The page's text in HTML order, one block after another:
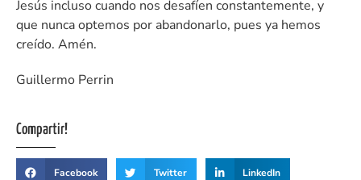
Jesús incluso cuando nos desafíen constantemente, y
que nunca optemos por abandonarlo, pues ya hemos
creído. Amén.
Guillermo Perrin
Compartir!
Facebook Twitter LinkedIn